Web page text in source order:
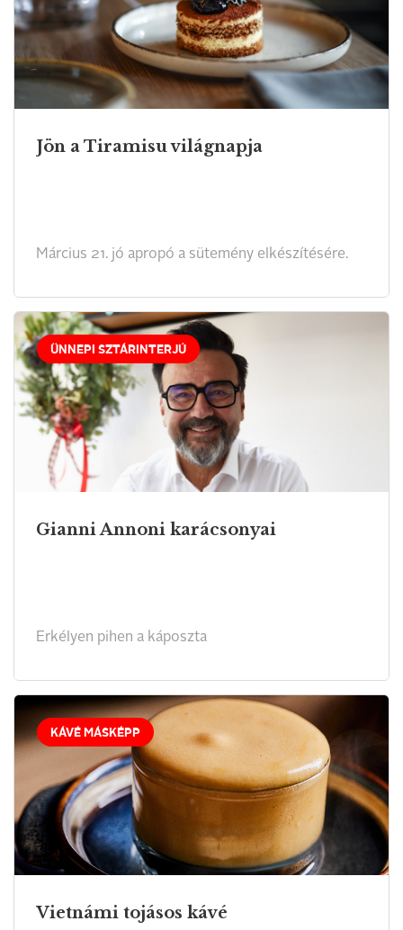
Jön a Tiramisu világnapja
Március 21. jó apropó a sütemény elkészítésére.
ÜNNEPI SZTÁRINTERJÚ
Gianni Annoni karácsonyai
Erkélyen pihen a káposzta
KÁVÉ MÁSKÉPP
Vietnámi tojásos kávé